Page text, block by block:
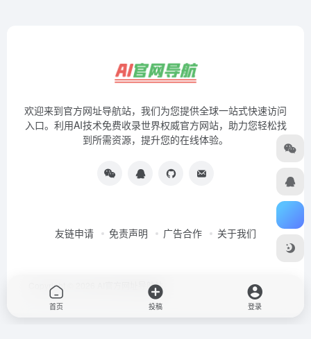
欢迎来到官方网址导航站，我们为您提供全球一站式快速访问
入口。利用AI技术免费收录世界权威官方网站，助力您轻松找
到所需资源，提升您的在线体验。
友链申请 免责声明 广告合作 关于我们
Copyright © 2026 AI官方网址导航站
首页 投稿 登录